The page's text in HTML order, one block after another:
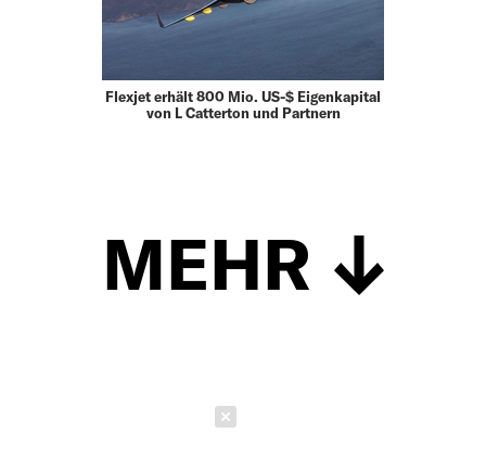
Flexjet erhält 800 Mio. US-$ Eigenkapital
von L Catterton und Partnern
MEHR